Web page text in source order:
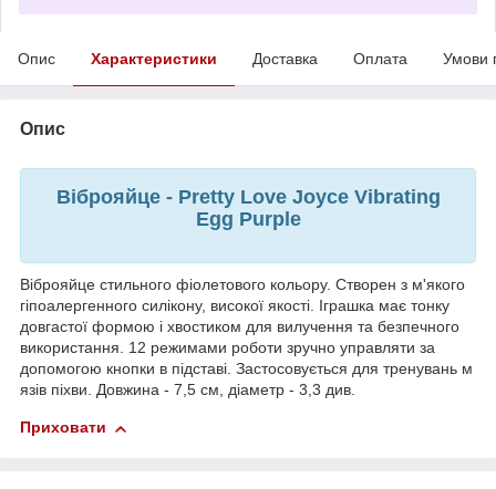
Опис Характеристики Доставка Оплата Умови
Опис
Віброяйце - Pretty Love Joyce Vibrating
Egg Purple
Віброяйце стильного фіолетового кольору. Створен з м'якого
гіпоалергенного силікону, високої якості. Іграшка має тонку
довгастої формою і хвостиком для вилучення та безпечного
використання. 12 режимами роботи зручно управляти за
допомогою кнопки в підставі. Застосовується для тренувань м
язів піхви. Довжина - 7,5 см, діаметр - 3,3 див.
Приховати